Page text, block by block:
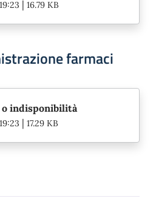
| 16.79 KB
farmaci
indisponibilità
| 17.29 KB